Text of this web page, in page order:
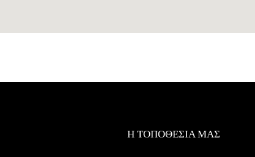
Η ΤΟΠΟΘΕΣΙΑ ΜΑΣ